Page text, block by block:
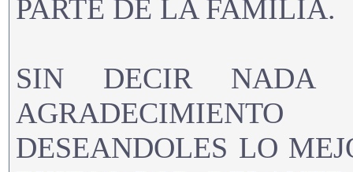
PARTE DE LA FAMILIA.
SIN DECIR NADA
DESEANDOLES LO